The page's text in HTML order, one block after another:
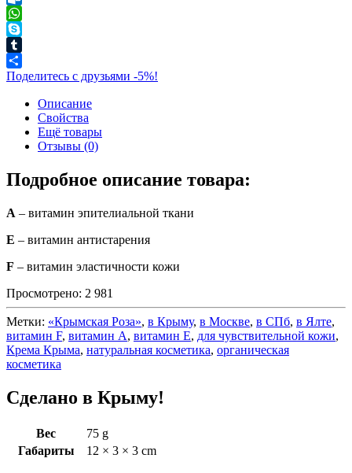
Outlook.com
WhatsApp
Skype
Tumblr
Поделитесь с друзьями -5%!
Описание
Свойства
Ещё товары
Отзывы (0)
Подробное описание товара:
А – витамин эпителиальной ткани
Е – витамин антистарения
F – витамин эластичности кожи
Просмотрено: 2 981
Метки: «Крымская Роза», в Крыму, в Москве, в СПб, в Ялте,
витамин F, витамин А, витамин Е, для чувствительной кожи,
Крема Крыма, натуральная косметика, органическая
косметика
Сделано в Крыму!
Вес
75 g
Габариты
12 × 3 × 3 cm